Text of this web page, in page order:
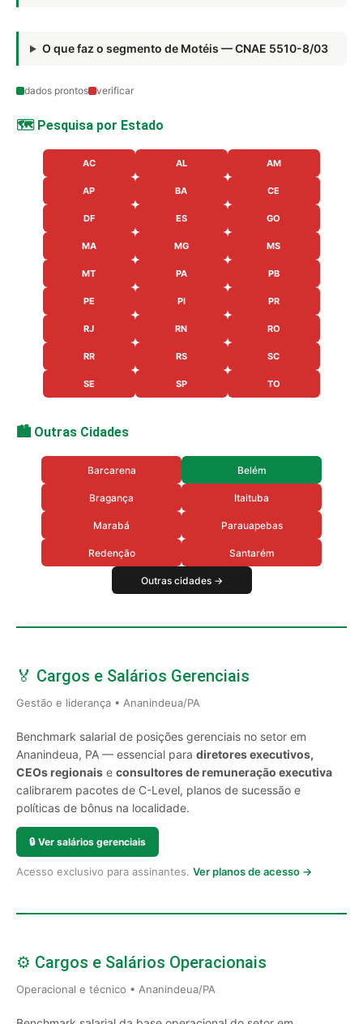
O que faz o segmento de Motéis — CNAE 5510-8/03
dados prontos verificar
🗺️ Pesquisa por Estado
AC AL AM
AP BA CE
DF ES GO
MA MG MS
MT PA PB
PE PI PR
RJ RN RO
RR RS SC
SE SP TO
🏙️ Outras Cidades
Barcarena Belém
Bragança Itaituba
Marabá Parauapebas
Redenção Santarém
Outras cidades →
🏅 Cargos e Salários Gerenciais
Gestão e liderança • Ananindeua/PA
Benchmark salarial de posições gerenciais no setor em
Ananindeua, PA — essencial para diretores executivos,
CEOs regionais e consultores de remuneração executiva
calibrarem pacotes de C-Level, planos de sucessão e
políticas de bônus na localidade.
🔒 Ver salários gerenciais
Acesso exclusivo para assinantes. Ver planos de acesso →
⚙️ Cargos e Salários Operacionais
Operacional e técnico • Ananindeua/PA